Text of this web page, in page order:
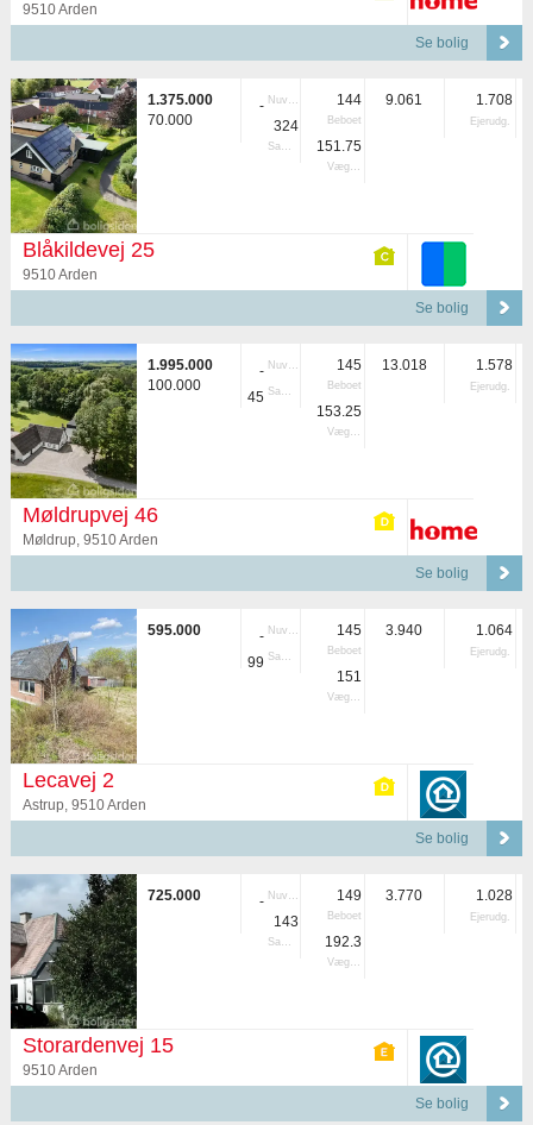
9510 Arden
Se bolig
1.375.000
70.000
- Nuvær.
324
Samlet
144
Beboet
151.75
Vægtet
9.061 1.708
Ejerudg.
Blåkildevej 25
9510 Arden
Se bolig
1.995.000
100.000
- Nuvær.
45 Samlet
145
Beboet
153.25
Vægtet
13.018 1.578
Ejerudg.
Møldrupvej 46
Møldrup, 9510 Arden
Se bolig
595.000 - Nuvær.
99 Samlet
145
Beboet
151
Vægtet
3.940 1.064
Ejerudg.
Lecavej 2
Astrup, 9510 Arden
Se bolig
725.000 - Nuvær.
143
Samlet
149
Beboet
192.3
Vægtet
3.770 1.028
Ejerudg.
Storardenvej 15
9510 Arden
Se bolig